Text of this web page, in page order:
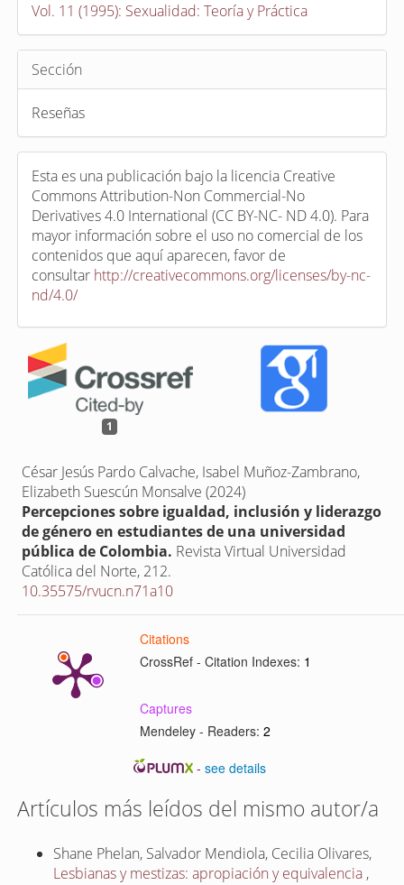
Vol. 11 (1995): Sexualidad: Teoría y Práctica
Sección
Reseñas
Esta es una publicación bajo la licencia Creative
Commons Attribution-Non Commercial-No
Derivatives 4.0 International (CC BY-NC- ND 4.0). Para
mayor información sobre el uso no comercial de los
contenidos que aquí aparecen, favor de
consultar http://creativecommons.org/licenses/by-nc-
nd/4.0/
1
César Jesús Pardo Calvache, Isabel Muñoz-Zambrano,
Elizabeth Suescún Monsalve (2024)
Percepciones sobre igualdad, inclusión y liderazgo
de género en estudiantes de una universidad
pública de Colombia. Revista Virtual Universidad
Católica del Norte, 212.
10.35575/rvucn.n71a10
Citations
CrossRef - Citation Indexes: 1
Captures
Mendeley - Readers:2
-see details
Artículos más leídos del mismo autor/a
Shane Phelan, Salvador Mendiola, Cecilia Olivares,
Lesbianas y mestizas: apropiación y equivalencia ,